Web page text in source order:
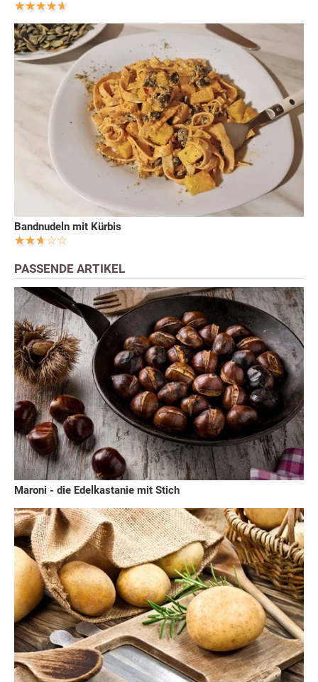
Bandnudeln mit Kürbis
PASSENDE ARTIKEL
Maroni - die Edelkastanie mit Stich